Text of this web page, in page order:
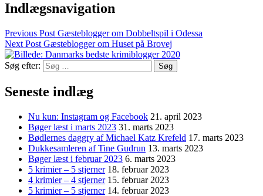
Indlægsnavigation
Previous Post Gæsteblogger om Dobbeltspil i Odessa
Next Post Gæsteblogger om Huset på Brovej
Søg efter:
Seneste indlæg
Nu kun: Instagram og Facebook 21. april 2023
Bøger læst i marts 2023 31. marts 2023
Bødlernes daggry af Michael Katz Krefeld 17. marts 2023
Dukkesamleren af Tine Gudrun 13. marts 2023
Bøger læst i februar 2023 6. marts 2023
5 krimier – 5 stjerner 18. februar 2023
4 krimier – 4 stjerner 15. februar 2023
5 krimier – 5 stjerner 14. februar 2023